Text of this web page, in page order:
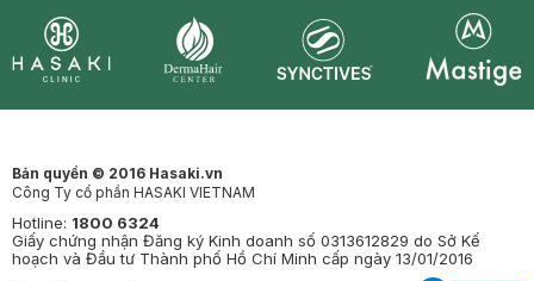
Bản quyền © 2016 Hasaki.vn
Công Ty cổ phần HASAKI VIETNAM
Hotline: 1800 6324
Giấy chứng nhận Đăng ký Kinh doanh số 0313612829 do Sở Kế
hoạch và Đầu tư Thành phố Hồ Chí Minh cấp ngày 13/01/2016